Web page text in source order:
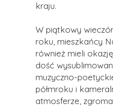
kraju.
W piątkowy
roku, mieszkańcy
również mieli
dość
muzyczno-
półmroku i
atmosferze,